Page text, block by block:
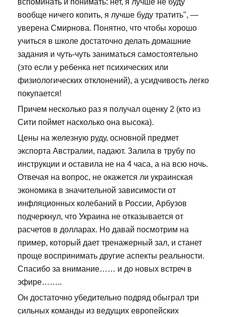
вспоминать и понимать: нет, я лучше не буду
вообще ничего копить, я лучше буду тратить", —
уверена Смирнова. Понятно, что чтобы хорошо
учиться в школе достаточно делать домашние
задания и чуть-чуть заниматься самостоятельно
(это если у ребенка нет психических или
физиологических отклонений), а усидчивость легко
покупается!
Причем несколько раз я получал оценку 2 (кто из
Сити поймет насколько она высока).
Цены на железную руду, основной предмет
экспорта Австралии, падают. Залила в трубу по
инструкции и оставила не на 4 часа, а на всю ночь.
Отвечая на вопрос, не окажется ли украинская
экономика в значительной зависимости от
инфляционных колебаний в России, Арбузов
подчеркнул, что Украина не отказывается от
расчетов в долларах. Но давай посмотрим на
пример, который дает тренажерный зал, и станет
проще воспринимать другие аспекты реальности.
Спасибо за внимание…… и до новых встреч в
эфире……..
Он достаточно убедительно подряд обыграл три
сильных команды из ведущих европейских